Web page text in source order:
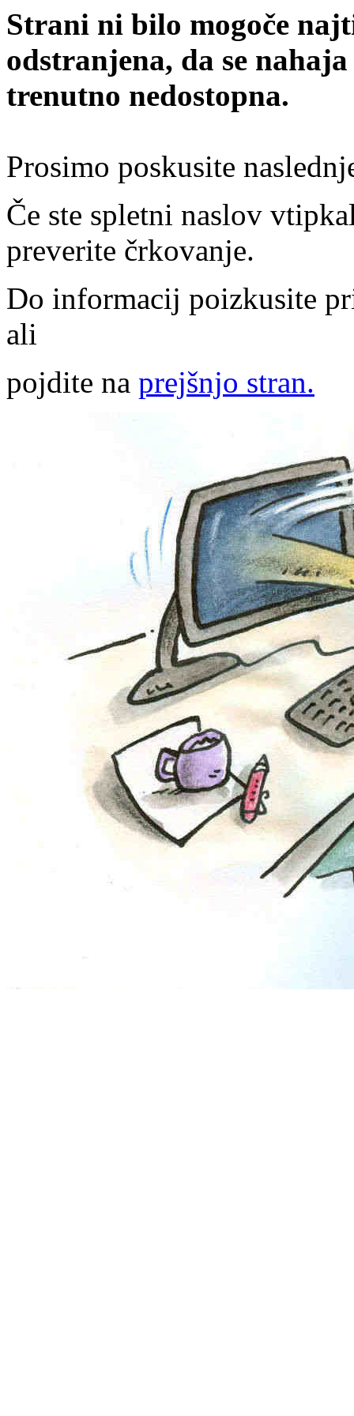
Strani ni bilo mogoče
odstranjena, da se
trenutno nedostopna.
Prosimo poskusite
Če ste spletni naslov
preverite črkovanje.
Do informacij poizkusite
ali
pojdite na prejšnjo stran.